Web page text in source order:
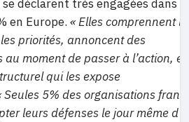
déclarent très engagées dans
en Europe. « Elles comprennent
priorités, annoncent des
au moment de passer à l’action,
qui les expose
Seules 5% des organisations
leurs défenses le jour même